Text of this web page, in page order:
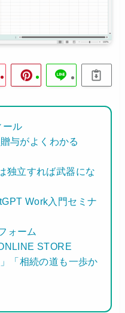
ール
与がよくわかる
独立すれば武器にな
Work入門セミナ
ォーム
STORE
「相続の道も一歩か